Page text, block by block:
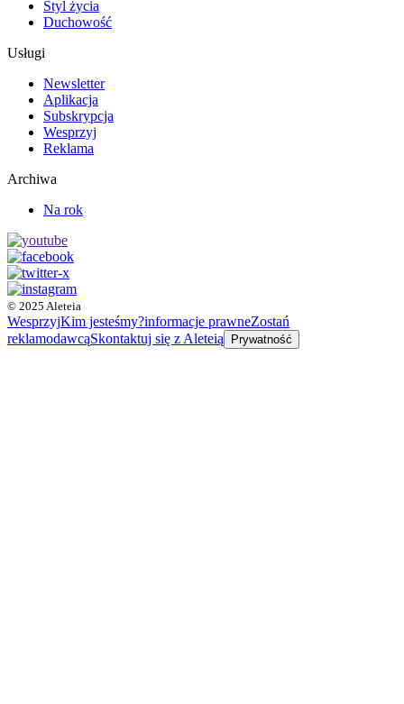
Styl życia
Duchowość
Usługi
Newsletter
Aplikacja
Subskrypcja
Wesprzyj
Reklama
Archiwa
Na rok
© 2025 Aleteia
WesprzyjKim jesteśmy?informacje prawneZostań
reklamodawcąSkontaktuj się z Aleteią Prywatność